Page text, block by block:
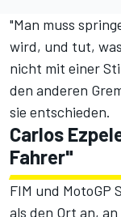
"Man muss
wird, und tut,
nicht mit einer
den anderen
sie entschieden.
Carlos
Fahrer"
FIM und MotoGP
als den Ort an,